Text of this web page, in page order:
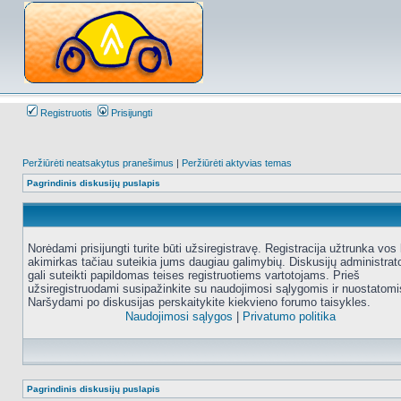
Registruotis Prisijungti
Peržiūrėti neatsakytus pranešimus | Peržiūrėti aktyvias temas
Pagrindinis diskusijų puslapis
Norėdami prisijungti turite būti užsiregistravę. Registracija užtrunka vos
akimirkas tačiau suteikia jums daugiau galimybių. Diskusijų
gali suteikti papildomas teises registruotiems vartotojams. Prieš
užsiregistruodami susipažinkite su naudojimosi sąlygomis ir
Naršydami po diskusijas perskaitykite kiekvieno forumo taisykles.
Naudojimosi sąlygos
Privatumo politika
Pagrindinis diskusijų puslapis